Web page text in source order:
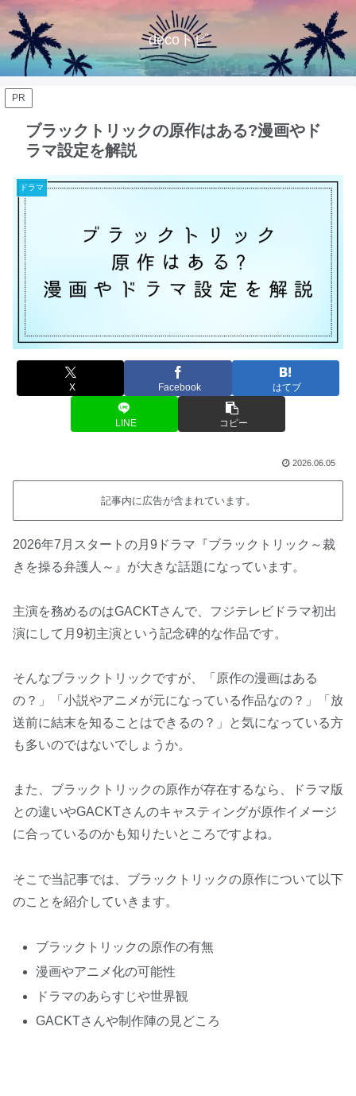
decoトピ
PR
ブラックトリックの原作はある?漫画やド
ラマ設定を解説
ドラマ
X Facebook はてブ
LINE コピー
2026.06.05
記事内に広告が含まれています。
2026年7月スタートの月9ドラマ『ブラックトリック～裁
きを操る弁護人～』が大きな話題になっています。
主演を務めるのはGACKTさんで、フジテレビドラマ初出
演にして月9初主演という記念碑的な作品です。
そんなブラックトリックですが、「原作の漫画はある
の？」「小説やアニメが元になっている作品なの？」「放
送前に結末を知ることはできるの？」と気になっている方
も多いのではないでしょうか。
また、ブラックトリックの原作が存在するなら、ドラマ版
との違いやGACKTさんのキャスティングが原作イメージ
に合っているのかも知りたいところですよね。
そこで当記事では、ブラックトリックの原作について以下
のことを紹介していきます。
ブラックトリックの原作の有無
漫画やアニメ化の可能性
ドラマのあらすじや世界観
GACKTさんや制作陣の見どころ